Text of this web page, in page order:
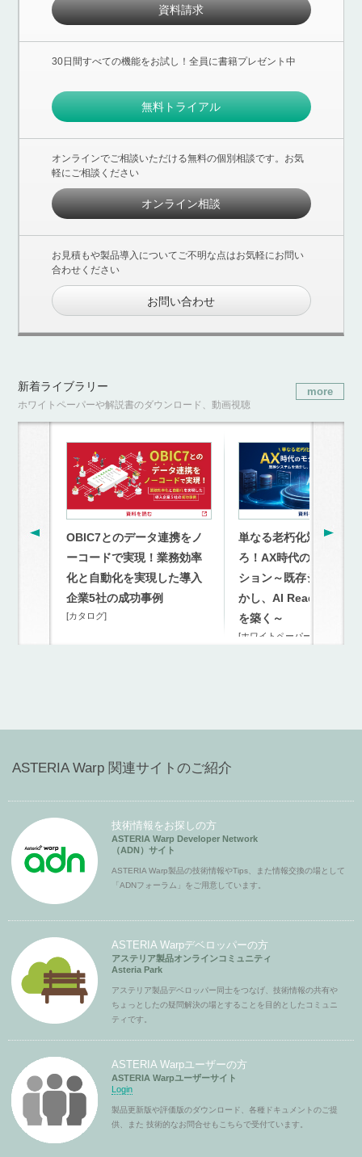
資料請求
30日間すべての機能をお試し！全員に書籍プレゼント中
無料トライアル
オンラインでご相談いただける無料の個別相談です。お気
軽にご相談ください
オンライン相談
お見積もや製品導入についてご不明な点はお気軽にお問い
合わせください
お問い合わせ
新着ライブラリー
ホワイトペーパーや解説書のダウンロード、動画視聴
more
OBIC7とのデータ連携をノ
ーコードで実現！業務効率
化と自動化を実現した導入
企業5社の成功事例
[カタログ]
単なる老朽化対策を超
ろ！AX時代のモダナイ
ション～既存システム
かし、AI Readyな連携
を築く～
[ホワイトペーパー]
ASTERIA Warp 関連サイトのご紹介
技術情報をお探しの方
ASTERIA Warp Developer Network
（ADN）サイト
ASTERIA Warp製品の技術情報やTips、また情報交換の場として
「ADNフォーラム」をご用意しています。
ASTERIA Warpデベロッパーの方
アステリア製品オンラインコミュニティ
Asteria Park
アステリア製品デベロッパー同士をつなげ、技術情報の共有や
ちょっとしたの疑問解決の場とすることを目的としたコミュニ
ティです。
ASTERIA Warpユーザーの方
ASTERIA Warpユーザーサイト
Login
製品更新版や評価版のダウンロード、各種ドキュメントのご提
供、また 技術的なお問合せもこちらで受付ています。